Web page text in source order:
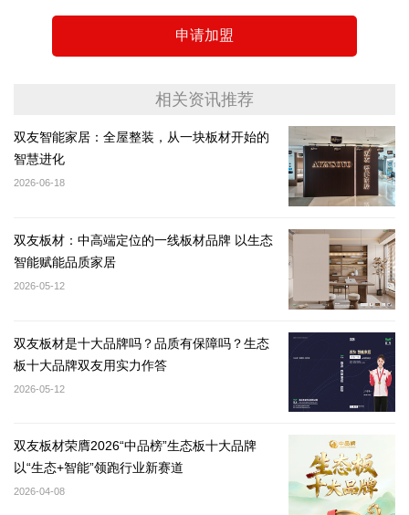
申请加盟
相关资讯推荐
双友智能家居：全屋整装，从一块板材开始的
智慧进化
2026-06-18
双友板材：中高端定位的一线板材品牌 以生态
智能赋能品质家居
2026-05-12
双友板材是十大品牌吗？品质有保障吗？生态
板十大品牌双友用实力作答
2026-05-12
双友板材荣膺2026“中品榜”生态板十大品牌
以“生态+智能”领跑行业新赛道
2026-04-08